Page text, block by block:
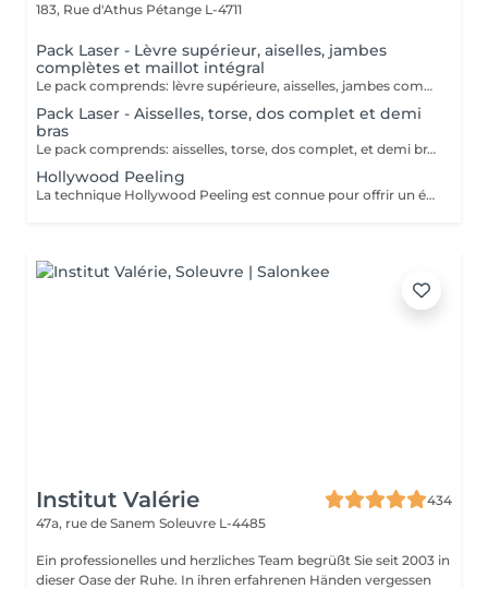
183, Rue d'Athus Pétange L-4711
Pack Laser - Lèvre supérieur, aiselles, jambes
complètes et maillot intégral
Le pack comprends: lèvre supérieure, aisselles, jambes complètes et mailot intégral. Contre indications: Le laser est contre indiqué si vous: - Prenez de la vitamine A, B, C, D. - Prenez d'anti-inflammatoires et de cortisone - Prenez d'antibiotiques - Êtes enceinte - Allaitez - Avez des maladies auto-immunes - Avez des maladies de la peau - Avez de la cicatrisation keloides (problème avec la cicatrisation de la peau) Eviter le solarium 2 semaines avant et après les séances.
Pack Laser - Aisselles, torse, dos complet et demi
bras
Le pack comprends: aisselles, torse, dos complet, et demi bras. Contre indications: Le laser est contre indiqué si vous: - Prenez de la vitamine A, B, C, D. - Prenez d'anti-inflammatoires et de cortisone - Prenez d'antibiotiques - Êtes enceinte - Allaitez - Avez des maladies auto-immunes - Avez des maladies de la peau - Avez de la cicatrisation keloides (problème avec la cicatrisation de la peau) Eviter le solarium 2 semaines avant et après les séances.
Hollywood Peeling
La technique Hollywood Peeling est connue pour offrir un éclaircissement immédiat de la peau et une apparence lisse et rafraîchie. Il est idéal pour les personnes ayant une peau à tendance acnéique, un teint terne ou des signes de vieillissement, et il est particulièrement bénéfique avant un événement spécial en raison de ses résultats rapides et visibles. Contre Indications: - Non recommandé pour les peaux foncées.
Institut Valérie
434
47a, rue de Sanem Soleuvre L-4485
Ein professionelles und herzliches Team begrüßt Sie seit 2003 in
dieser Oase der Ruhe. In ihren erfahrenen Händen vergessen